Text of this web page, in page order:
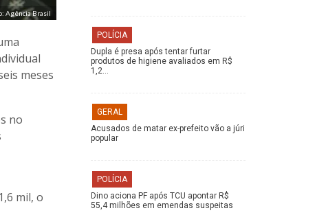
Agência Brasil
meses
no
mil, o
POLÍCIA
Dupla é presa após tentar furtar
produtos de higiene avaliados em R$
1,2…
GERAL
Acusados de matar ex-prefeito vão a júri
popular
POLÍCIA
Dino aciona PF após TCU apontar R$
55,4 milhões em emendas suspeitas